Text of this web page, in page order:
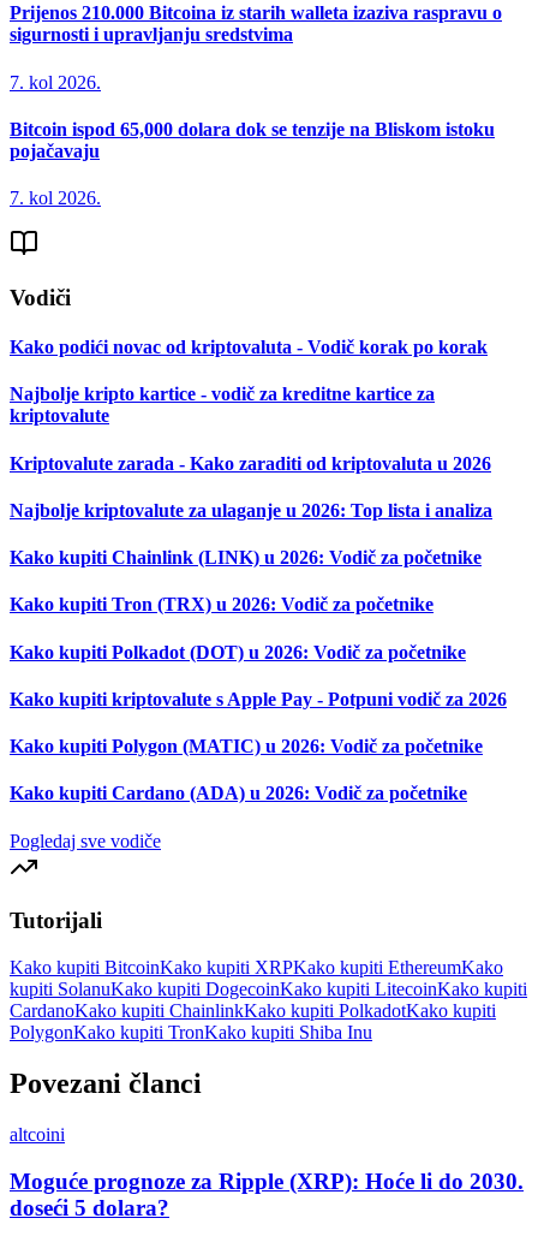
Prijenos 210.000 Bitcoina iz starih walleta izaziva raspravu o
sigurnosti i upravljanju sredstvima
7. kol 2026.
Bitcoin ispod 65,000 dolara dok se tenzije na Bliskom istoku
pojačavaju
7. kol 2026.
Vodiči
Kako podići novac od kriptovaluta - Vodič korak po korak
Najbolje kripto kartice - vodič za kreditne kartice za
kriptovalute
Kriptovalute zarada - Kako zaraditi od kriptovaluta u 2026
Najbolje kriptovalute za ulaganje u 2026: Top lista i analiza
Kako kupiti Chainlink (LINK) u 2026: Vodič za početnike
Kako kupiti Tron (TRX) u 2026: Vodič za početnike
Kako kupiti Polkadot (DOT) u 2026: Vodič za početnike
Kako kupiti kriptovalute s Apple Pay - Potpuni vodič za 2026
Kako kupiti Polygon (MATIC) u 2026: Vodič za početnike
Kako kupiti Cardano (ADA) u 2026: Vodič za početnike
Pogledaj sve vodiče
Tutorijali
Kako kupiti BitcoinKako kupiti XRPKako kupiti EthereumKako
kupiti SolanuKako kupiti DogecoinKako kupiti LitecoinKako kupiti
CardanoKako kupiti ChainlinkKako kupiti PolkadotKako kupiti
PolygonKako kupiti TronKako kupiti Shiba Inu
Povezani članci
altcoini
Moguće prognoze za Ripple (XRP): Hoće li do 2030.
doseći 5 dolara?